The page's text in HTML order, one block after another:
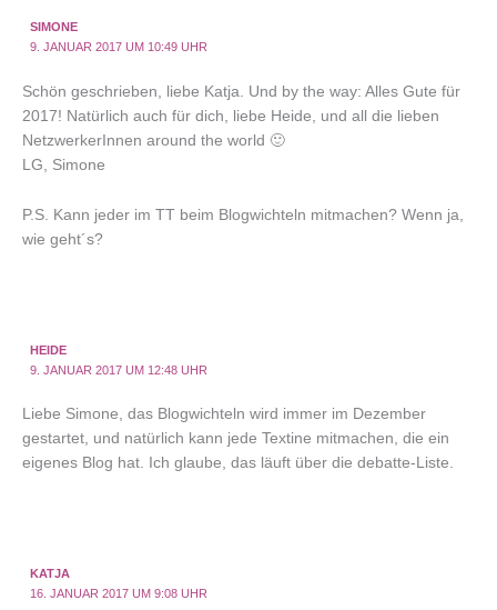
SIMONE
9. JANUAR 2017 UM 10:49 UHR
Schön geschrieben, liebe Katja. Und by the way: Alles Gute für
2017! Natürlich auch für dich, liebe Heide, und all die lieben
NetzwerkerInnen around the world 🙂
LG, Simone
P.S. Kann jeder im TT beim Blogwichteln mitmachen? Wenn ja,
wie geht´s?
HEIDE
9. JANUAR 2017 UM 12:48 UHR
Liebe Simone, das Blogwichteln wird immer im Dezember
gestartet, und natürlich kann jede Textine mitmachen, die ein
eigenes Blog hat. Ich glaube, das läuft über die debatte-Liste.
KATJA
16. JANUAR 2017 UM 9:08 UHR